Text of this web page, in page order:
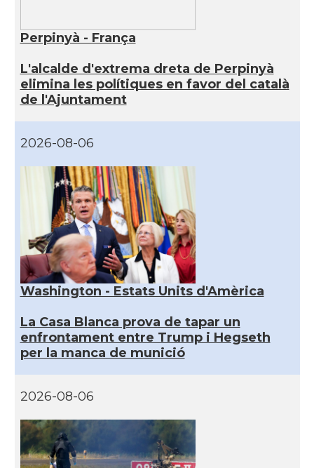
Perpinyà - França
L'alcalde d'extrema dreta de Perpinyà
elimina les polítiques en favor del català
de l'Ajuntament
2026-08-06
Washington - Estats Units d'Amèrica
La Casa Blanca prova de tapar un
enfrontament entre Trump i Hegseth
per la manca de munició
2026-08-06